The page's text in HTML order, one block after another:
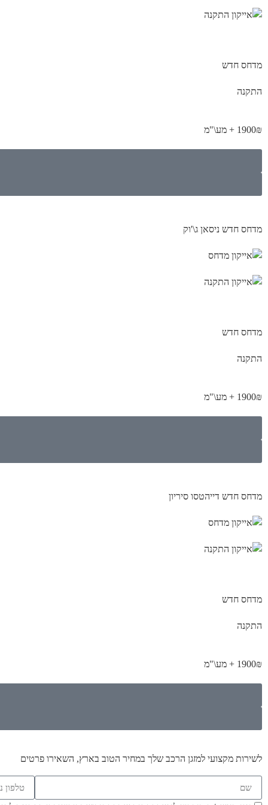
מדחס חדש
התקנה
1900₪ + מע\"מ
מדחס חדש ניסאן ג\'וק
מדחס חדש
התקנה
1900₪ + מע\"מ
מדחס חדש דייהטסו סיריון
מדחס חדש
התקנה
1900₪ + מע\"מ
לשירות מקצועי למזגן הרכב שלך במחיר הטוב בארץ, השאירו פרטים